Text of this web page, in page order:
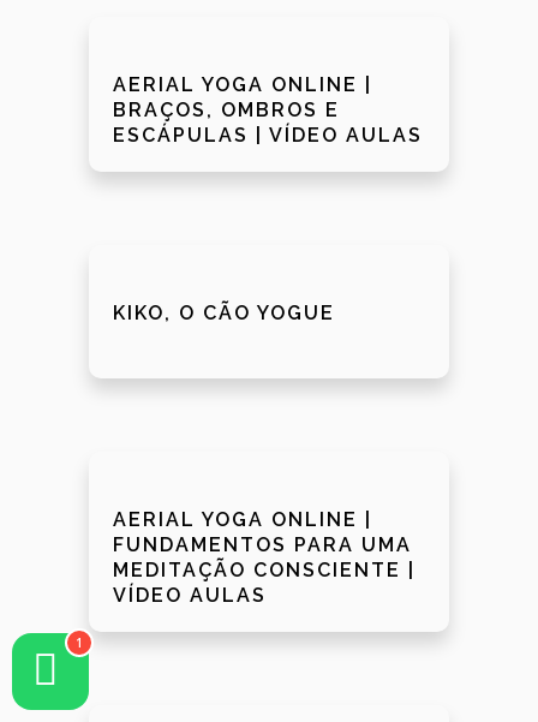
AERIAL YOGA ONLINE |
BRAÇOS, OMBROS E
ESCÁPULAS | VÍDEO AULAS
KIKO, O CÃO YOGUE
AERIAL YOGA ONLINE |
FUNDAMENTOS PARA UMA
MEDITAÇÃO CONSCIENTE |
VÍDEO AULAS